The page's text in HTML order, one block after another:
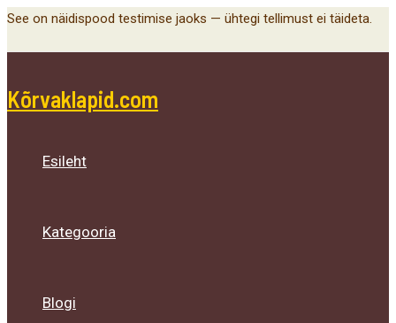
Skip
See on näidispood testimise jaoks — ühtegi tellimust ei täideta.
Kõrvaklapid.com
Esileht
Kategooria
Blogi
Menu
Toggle
Menu
Toggle
Menu
Toggle
Main
Menu